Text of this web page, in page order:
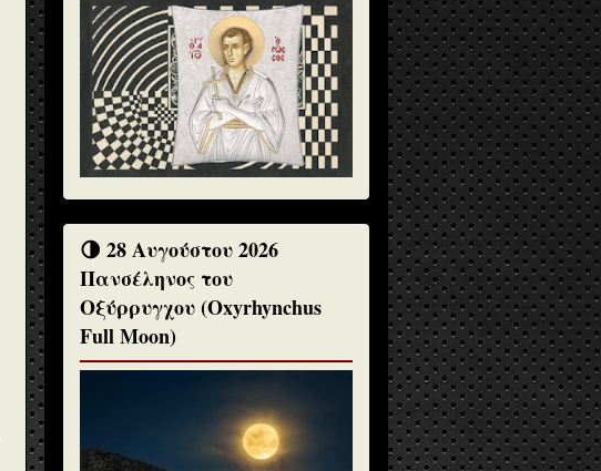
🌗 28 Αυγούστου 2026
Πανσέληνος του
Οξύρρυγχου (Oxyrhynchus
Full Moon)